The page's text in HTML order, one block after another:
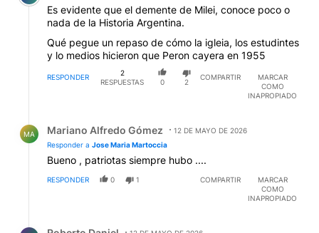
Es evidente que el demente de Milei, conoce poco o
nada de la Historia Argentina.
Qué pegue un repaso de cómo la igleia, los estudintes
y lo medios hicieron que Peron cayera en 1955
RESPONDER
2
RESPUESTAS
0 2
COMPARTIR
MARCAR
COMO
INAPROPIADO
MA Mariano Alfredo Gómez
12 DE MAYO DE 2026
Responder a Jose Maria Martoccia
Bueno , patriotas siempre hubo ....
RESPONDER 0 1 COMPARTIR
MARCAR
COMO
INAPROPIADO